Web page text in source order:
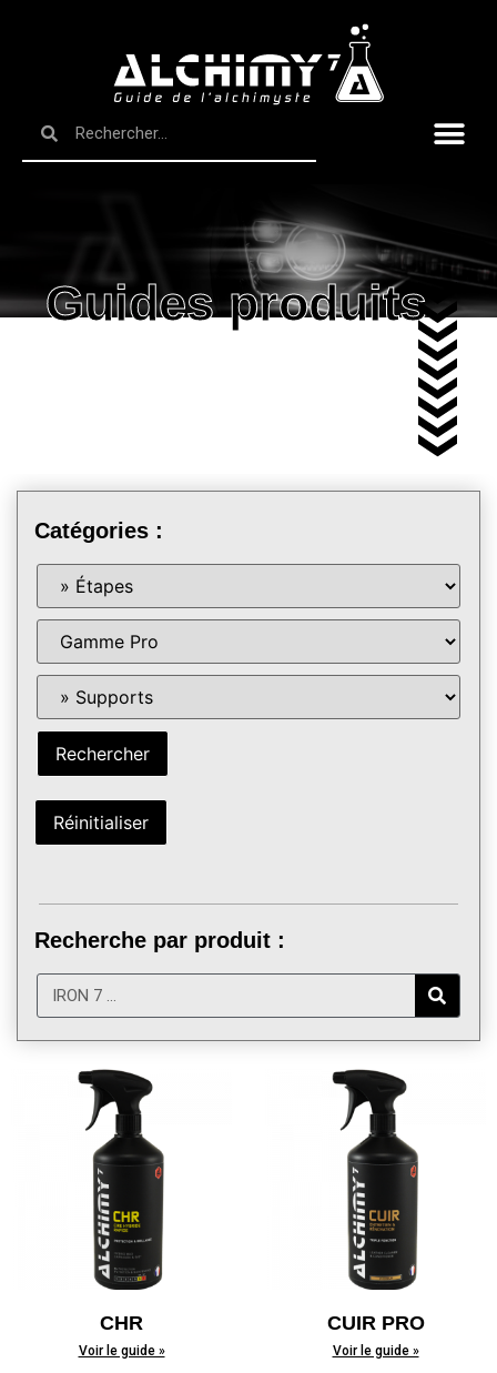
Guides produits
Catégories :
Recherche par produit :
CHR
Voir le guide »
CUIR PRO
Voir le guide »